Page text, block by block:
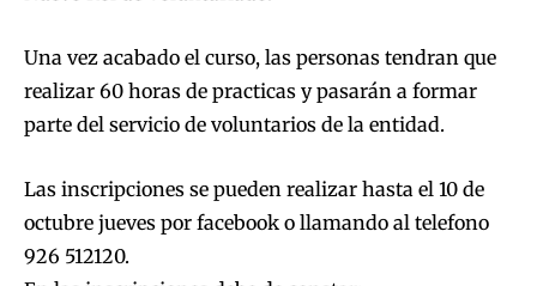
Una vez acabado el curso, las personas tendran que
realizar 60 horas de practicas y pasarán a formar
parte del servicio de voluntarios de la entidad.
Las inscripciones se pueden realizar hasta el 10 de
octubre jueves por facebook o llamando al telefono
926 512120.